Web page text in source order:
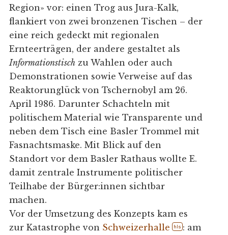
Region» vor: einen Trog aus Jura-Kalk,
flankiert von zwei bronzenen Tischen – der
eine reich gedeckt mit regionalen
Ernteerträgen, der andere gestaltet als
Informationstischzu Wahlen oder auch
Demonstrationen sowie Verweise auf das
Reaktorunglück von Tschernobyl am 26.
April 1986. Darunter Schachteln mit
politischem Material wie Transparente und
neben dem Tisch eine Basler Trommel mit
Fasnachtsmaske. Mit Blick auf den
Standort vor dem Basler Rathaus wollte E.
damit zentrale Instrumente politischer
Teilhabe der Bürger:innen sichtbar
machen.
Vor der Umsetzung des Konzepts kam es
zur Katastrophe von Schweizerhalle hls : am